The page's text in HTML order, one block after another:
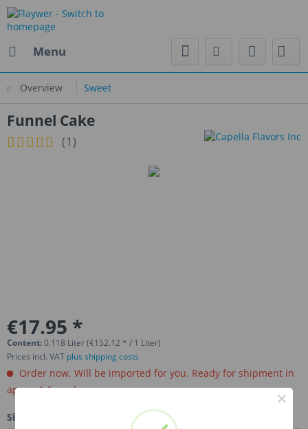
Menu
Overview Sweet
Funnel Cake
(1 )
€17.95 *
Content:0.118 Liter (€152.12 * / 1 Liter)
Prices incl. VAT plus shipping costs
Order now. Will be imported for you. Ready for shipment in
aprox, 4-6 weeks.
Size:
×